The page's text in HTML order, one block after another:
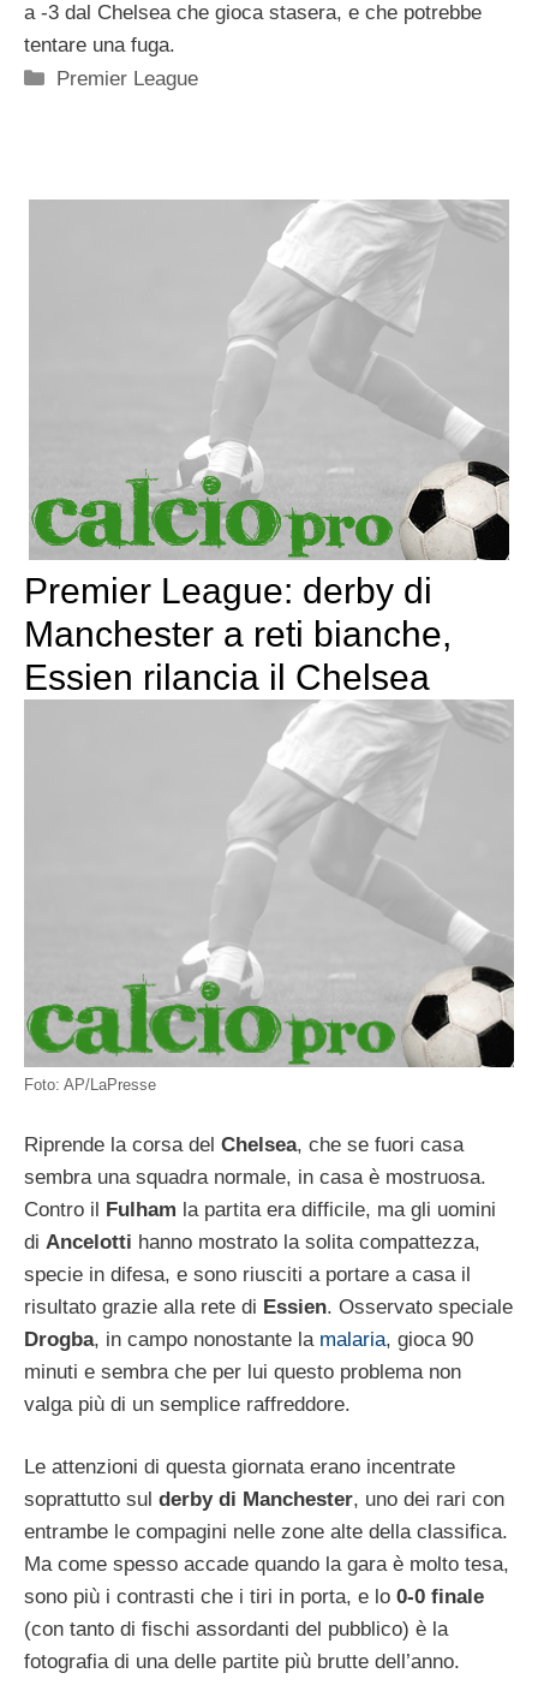
a -3 dal Chelsea che gioca stasera, e che potrebbe
tentare una fuga.
Categorie
Premier League
Premier League: derby di
Manchester a reti bianche,
Essien rilancia il Chelsea
Foto: AP/LaPresse
Riprende la corsa del Chelsea, che se fuori casa
sembra una squadra normale, in casa è mostruosa.
Contro il Fulham la partita era difficile, ma gli uomini
di Ancelotti hanno mostrato la solita compattezza,
specie in difesa, e sono riusciti a portare a casa il
risultato grazie alla rete di Essien. Osservato speciale
Drogba, in campo nonostante la malaria, gioca 90
minuti e sembra che per lui questo problema non
valga più di un semplice raffreddore.
Le attenzioni di questa giornata erano incentrate
soprattutto sul derby di Manchester, uno dei rari con
entrambe le compagini nelle zone alte della classifica.
Ma come spesso accade quando la gara è molto tesa,
sono più i contrasti che i tiri in porta, e lo 0-0 finale
(con tanto di fischi assordanti del pubblico) è la
fotografia di una delle partite più brutte dell’anno.